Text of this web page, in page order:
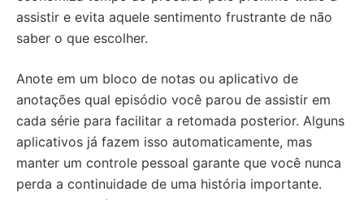
assistir e evita aquele sentimento frustrante de não
saber o que escolher.
Anote em um bloco de notas ou aplicativo de
anotações qual episódio você parou de assistir em
cada série para facilitar a retomada posterior. Alguns
aplicativos já fazem isso automaticamente, mas
manter um controle pessoal garante que você nunca
perda a continuidade de uma história importante.